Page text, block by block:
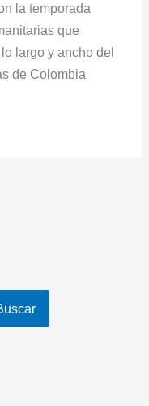
la temporada
que
largo y ancho del
de Colombia